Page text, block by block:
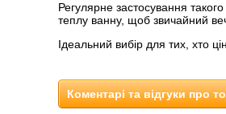
Регулярне застосування
теплу ванну, щоб звичайний
Ідеальний вибір для тих, хто
Коментарі та відгуки про